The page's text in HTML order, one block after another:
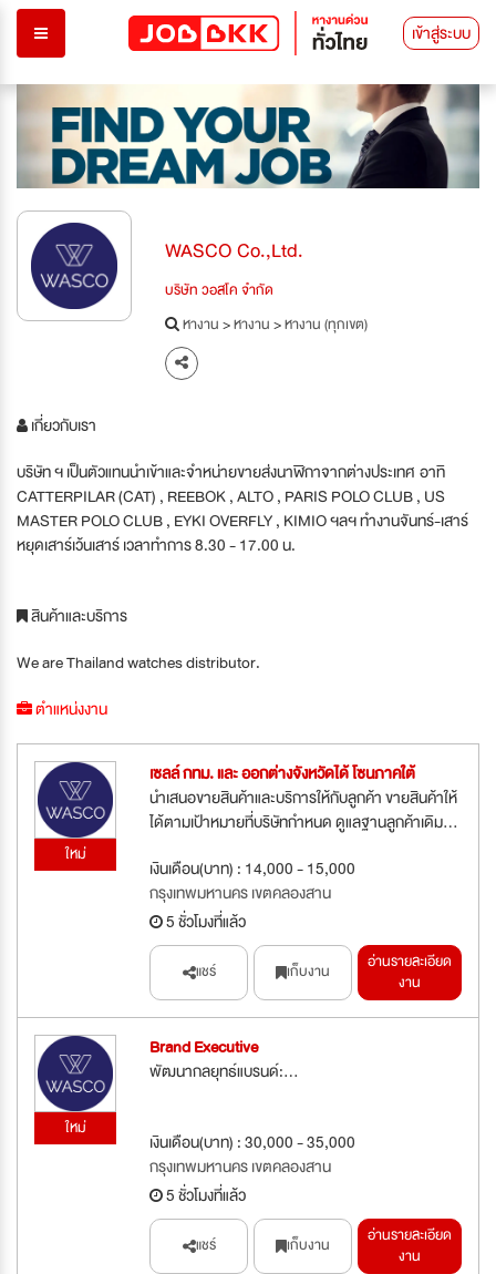
เข้าสู่ระบบ
WASCO Co.,Ltd.
บริษัท วอสโค จำกัด
หางาน>หางาน>หางาน (ทุกเขต)
เกี่ยวกับเรา
บริษัท ฯ เป็นตัวแทนนำเข้าและจำหน่ายขายส่งนาฬิกาจากต่างประเทศ อาทิ
CATTERPILAR (CAT) , REEBOK , ALTO , PARIS POLO CLUB , US
MASTER POLO CLUB , EYKI OVERFLY , KIMIO ฯลฯ ทำงานจันทร์-เสาร์
หยุดเสาร์เว้นเสาร์ เวลาทำการ 8.30 - 17.00 น.
สินค้าและบริการ
We are Thailand watches distributor.
ตำแหน่งงาน
ใหม่
เซลล์ กทม. และ ออกต่างจังหวัดได้ โซนภาคใต้
นำเสนอขายสินค้าและบริการให้กับลูกค้า ขายสินค้าให้
ได้ตามเป้าหมายที่บริษัทกำหนด ดูแลฐานลูกค้าเดิม...
เงินเดือน(บาท) : 14,000 - 15,000
กรุงเทพมหานคร เขตคลองสาน
5 ชั่วโมงที่แล้ว
แชร์ เก็บงาน
อ่านรายละเอียด
งาน
ใหม่
Brand Executive
พัฒนากลยุทธ์แบรนด์:...
เงินเดือน(บาท) : 30,000 - 35,000
กรุงเทพมหานคร เขตคลองสาน
5 ชั่วโมงที่แล้ว
แชร์ เก็บงาน
อ่านรายละเอียด
งาน